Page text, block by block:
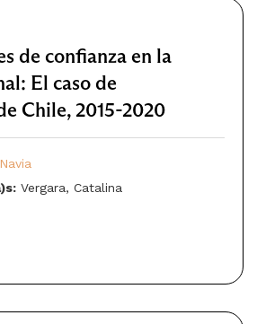
de confianza en la
El caso de
Chile, 2015-2020
Vergara, Catalina